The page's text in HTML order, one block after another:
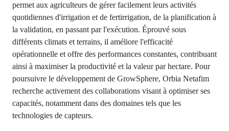
permet aux agriculteurs de gérer facilement leurs activités
quotidiennes d'irrigation et de fertirrigation, de la planification à
la validation, en passant par l'exécution. Éprouvé sous
différents climats et terrains, il améliore l'efficacité
opérationnelle et offre des performances constantes, contribuant
ainsi à maximiser la productivité et la valeur par hectare. Pour
poursuivre le développement de GrowSphere, Orbia Netafim
recherche activement des collaborations visant à optimiser ses
capacités, notamment dans des domaines tels que les
technologies de capteurs.